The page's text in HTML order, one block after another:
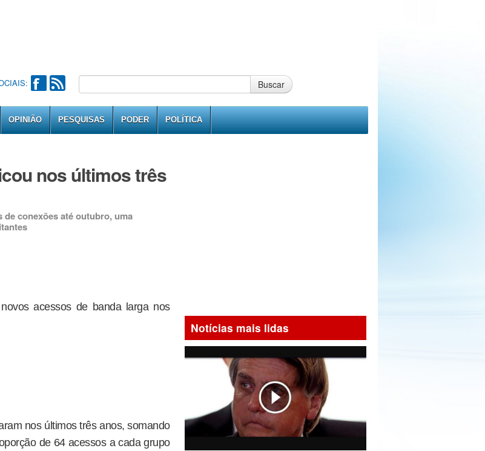
Buscar
OPINIÃO PESQUISAS PODER POLÍTICA
nos últimos três
de conexões até outubro, uma
acessos de banda larga nos
nos últimos três anos, somando
de 64 acessos a cada grupo
Notícias mais lidas